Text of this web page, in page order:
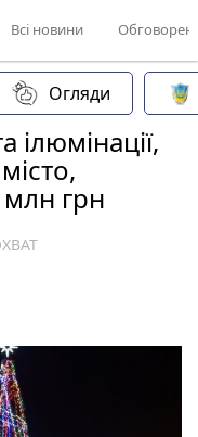
Всі новини
Огляди
ілюмінації,
грн